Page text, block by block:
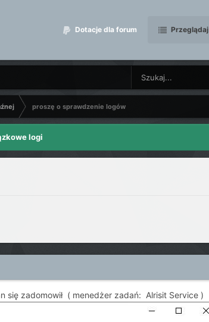
Dotacje dla forum Przeglądaj
proszę o sprawdzenie logów
logi
się zadomowił ( menedżer zadań: Alrisit Service )